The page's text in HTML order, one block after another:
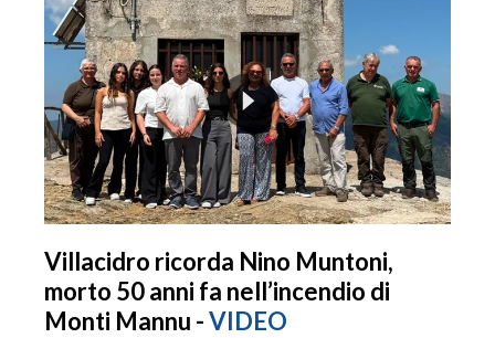
Villacidro ricorda Nino Muntoni,
morto 50 anni fa nell’incendio di
Monti Mannu -VIDEO